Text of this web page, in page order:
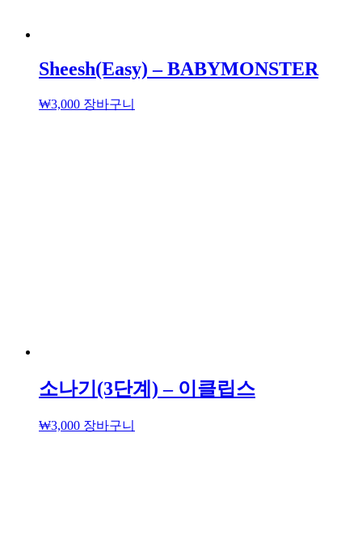
Sheesh(Easy) – BABYMONSTER
₩3,000 장바구니
소나기(3단계) – 이클립스
₩3,000 장바구니